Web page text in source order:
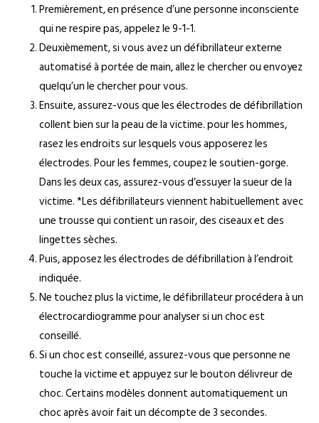
Premièrement, en présence d’une personne inconsciente
qui ne respire pas, appelez le 9-1-1.
Deuxièmement, si vous avez un défibrillateur externe
automatisé à portée de main, allez le chercher ou envoyez
quelqu’un le chercher pour vous.
Ensuite, assurez-vous que les électrodes de défibrillation
collent bien sur la peau de la victime. pour les hommes,
rasez les endroits sur lesquels vous apposerez les
électrodes. Pour les femmes, coupez le soutien-gorge.
Dans les deux cas, assurez-vous d’essuyer la sueur de la
victime. *Les défibrillateurs viennent habituellement avec
une trousse qui contient un rasoir, des ciseaux et des
lingettes sèches.
Puis, apposez les électrodes de défibrillation à l’endroit
indiquée.
Ne touchez plus la victime, le défibrillateur procédera à un
électrocardiogramme pour analyser si un choc est
conseillé.
Si un choc est conseillé, assurez-vous que personne ne
touche la victime et appuyez sur le bouton délivreur de
choc. Certains modèles donnent automatiquement un
choc après avoir fait un décompte de 3 secondes.